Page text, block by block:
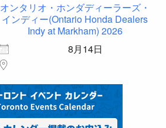
オンタリオ・ホンダディーラーズ・
インディー(Ontario Honda Dealers
Indy at Markham) 2026
8月14日